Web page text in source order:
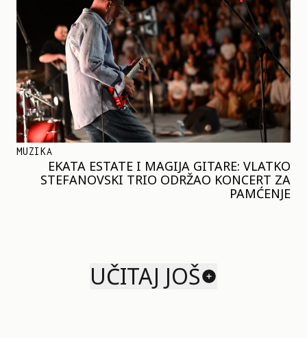
MUZIKA
EKATA ESTATE I MAGIJA GITARE: VLATKO
STEFANOVSKI TRIO ODRŽAO KONCERT ZA
PAMĆENJE
UČITAJ JOŠ